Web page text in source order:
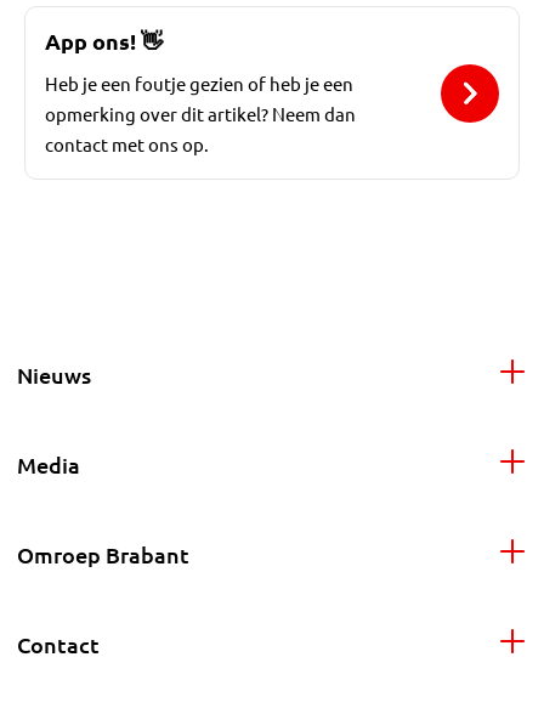
App ons!👋
Heb je een foutje gezien of heb je een
opmerking over dit artikel? Neem dan
contact met ons op.
Nieuws
Media
Omroep Brabant
Contact